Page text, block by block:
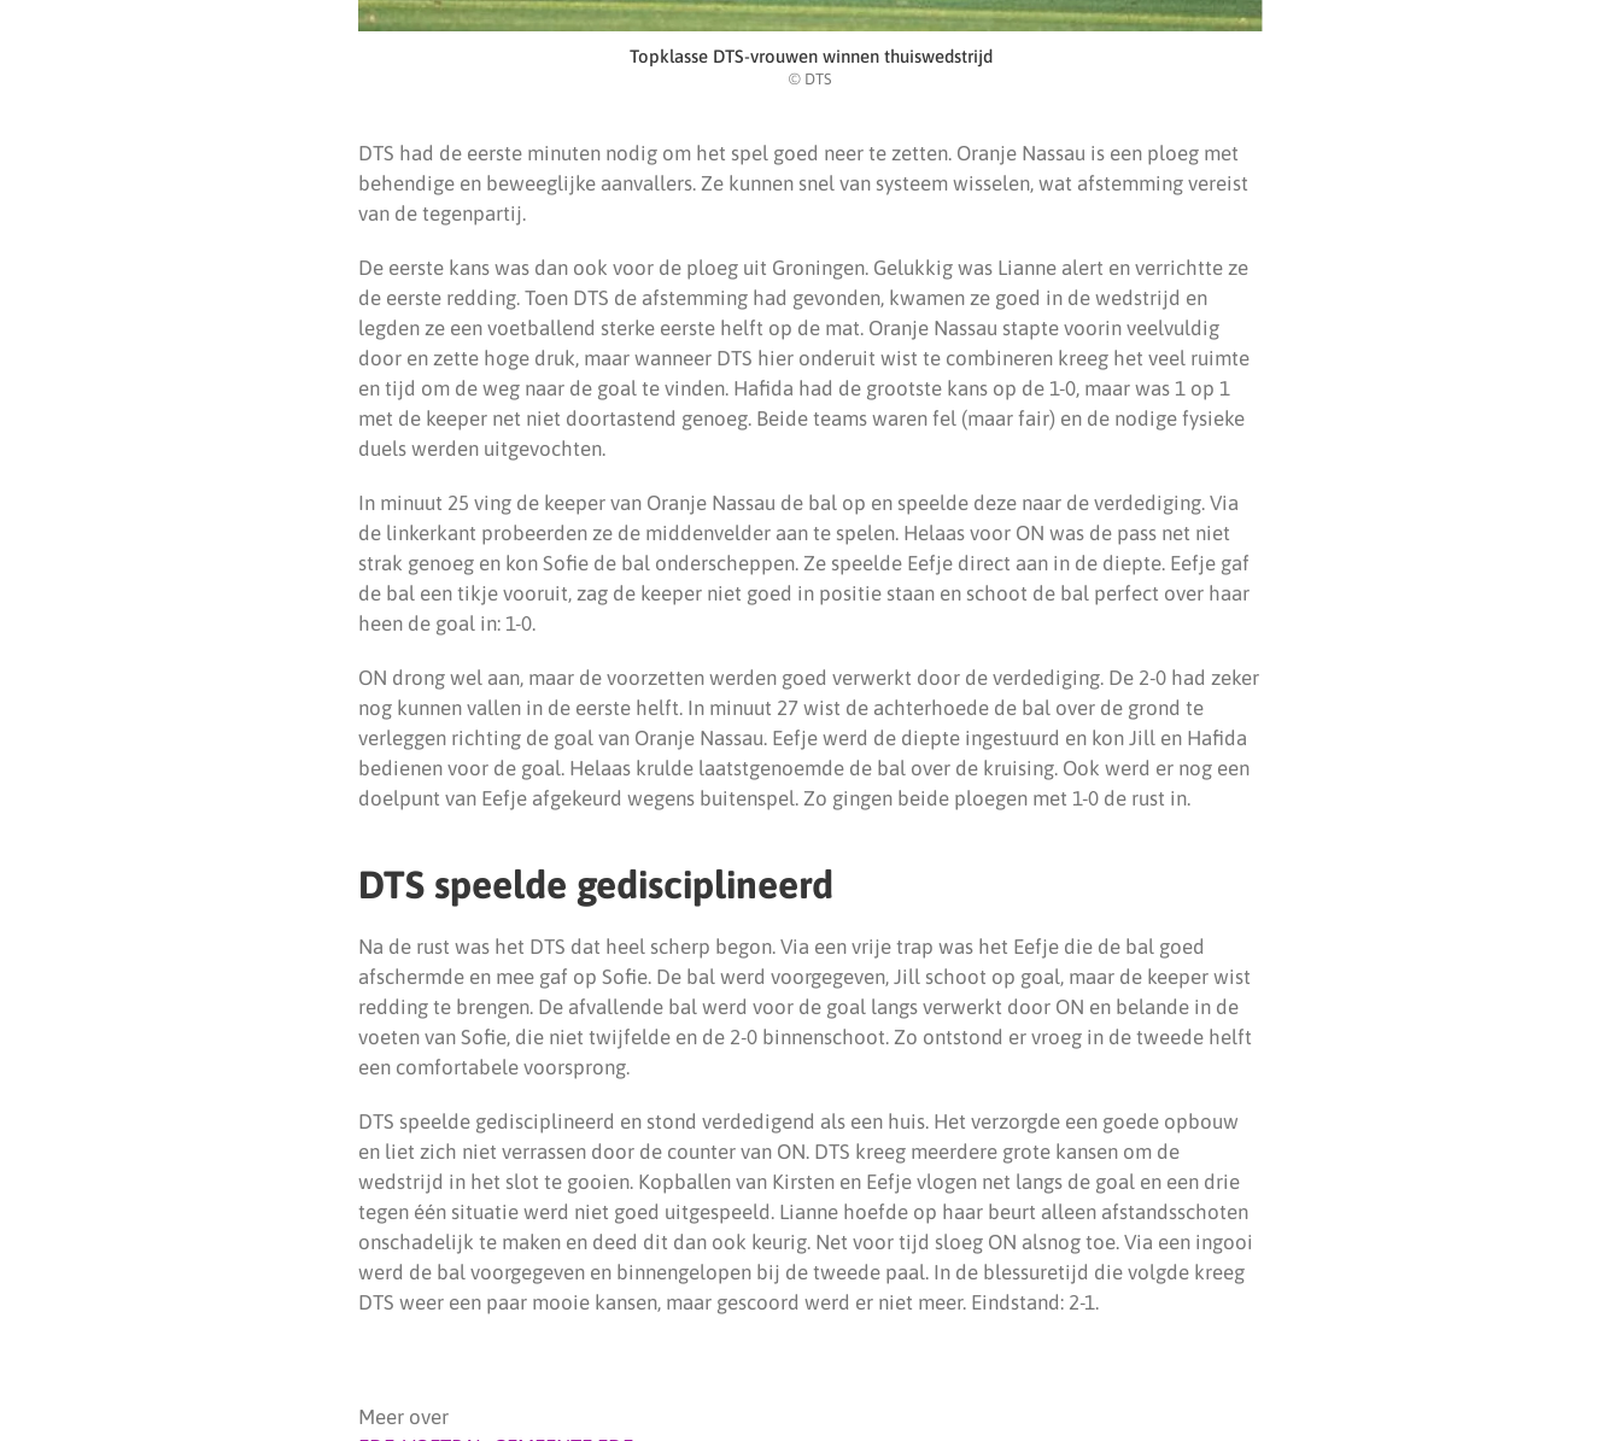
Topklasse DTS-vrouwen winnen thuiswedstrijd
© DTS
DTS had de eerste minuten nodig om het spel goed neer te zetten. Oranje Nassau is een ploeg met
behendige en beweeglijke aanvallers. Ze kunnen snel van systeem wisselen, wat afstemming vereist
van de tegenpartij.
De eerste kans was dan ook voor de ploeg uit Groningen. Gelukkig was Lianne alert en verrichtte ze
de eerste redding. Toen DTS de afstemming had gevonden, kwamen ze goed in de wedstrijd en
legden ze een voetballend sterke eerste helft op de mat. Oranje Nassau stapte voorin veelvuldig
door en zette hoge druk, maar wanneer DTS hier onderuit wist te combineren kreeg het veel ruimte
en tijd om de weg naar de goal te vinden. Hafida had de grootste kans op de 1-0, maar was 1 op 1
met de keeper net niet doortastend genoeg. Beide teams waren fel (maar fair) en de nodige fysieke
duels werden uitgevochten.
In minuut 25 ving de keeper van Oranje Nassau de bal op en speelde deze naar de verdediging. Via
de linkerkant probeerden ze de middenvelder aan te spelen. Helaas voor ON was de pass net niet
strak genoeg en kon Sofie de bal onderscheppen. Ze speelde Eefje direct aan in de diepte. Eefje gaf
de bal een tikje vooruit, zag de keeper niet goed in positie staan en schoot de bal perfect over haar
heen de goal in: 1-0.
ON drong wel aan, maar de voorzetten werden goed verwerkt door de verdediging. De 2-0 had zeker
nog kunnen vallen in de eerste helft. In minuut 27 wist de achterhoede de bal over de grond te
verleggen richting de goal van Oranje Nassau. Eefje werd de diepte ingestuurd en kon Jill en Hafida
bedienen voor de goal. Helaas krulde laatstgenoemde de bal over de kruising. Ook werd er nog een
doelpunt van Eefje afgekeurd wegens buitenspel. Zo gingen beide ploegen met 1-0 de rust in.
DTS speelde gedisciplineerd
Na de rust was het DTS dat heel scherp begon. Via een vrije trap was het Eefje die de bal goed
afschermde en mee gaf op Sofie. De bal werd voorgegeven, Jill schoot op goal, maar de keeper wist
redding te brengen. De afvallende bal werd voor de goal langs verwerkt door ON en belande in de
voeten van Sofie, die niet twijfelde en de 2-0 binnenschoot. Zo ontstond er vroeg in de tweede helft
een comfortabele voorsprong.
DTS speelde gedisciplineerd en stond verdedigend als een huis. Het verzorgde een goede opbouw
en liet zich niet verrassen door de counter van ON. DTS kreeg meerdere grote kansen om de
wedstrijd in het slot te gooien. Kopballen van Kirsten en Eefje vlogen net langs de goal en een drie
tegen één situatie werd niet goed uitgespeeld. Lianne hoefde op haar beurt alleen afstandsschoten
onschadelijk te maken en deed dit dan ook keurig. Net voor tijd sloeg ON alsnog toe. Via een ingooi
werd de bal voorgegeven en binnengelopen bij de tweede paal. In de blessuretijd die volgde kreeg
DTS weer een paar mooie kansen, maar gescoord werd er niet meer. Eindstand: 2-1.
Meer over